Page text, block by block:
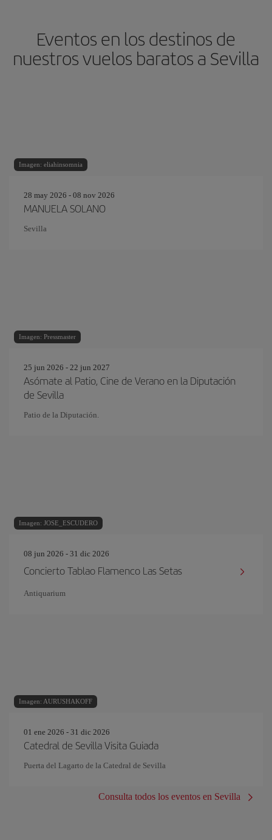
Eventos en los destinos de
nuestros vuelos baratos a Sevilla
Imagen: eliahinsomnia
28 may 2026 - 08 nov 2026
MANUELA SOLANO
Sevilla
Imagen: Pressmaster
25 jun 2026 - 22 jun 2027
Asómate al Patio, Cine de Verano en la Diputación
de Sevilla
Patio de la Diputación.
Imagen: JOSE_ESCUDERO
08 jun 2026 - 31 dic 2026
Concierto Tablao Flamenco Las Setas
Antiquarium
Imagen: AURUSHAKOFF
01 ene 2026 - 31 dic 2026
Catedral de Sevilla Visita Guiada
Puerta del Lagarto de la Catedral de Sevilla
Consulta todos los eventos en Sevilla